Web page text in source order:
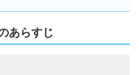
あらすじ